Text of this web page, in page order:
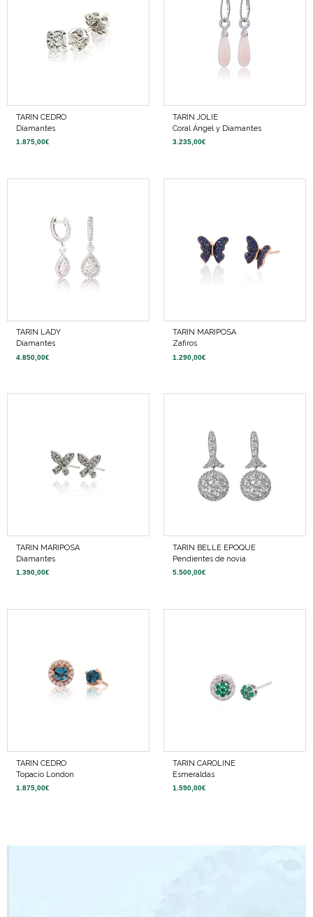
TARIN CEDRO
Diamantes
1.875,00€
TARIN JOLIE
Coral Ángel y Diamantes
3.235,00€
TARIN LADY
Diamantes
4.850,00€
TARIN MARIPOSA
Zafiros
1.290,00€
TARIN MARIPOSA
Diamantes
1.390,00€
TARIN BELLE EPOQUE
Pendientes de novia
5.500,00€
TARIN CEDRO
Topacio London
1.875,00€
TARIN CAROLINE
Esmeraldas
1.590,00€